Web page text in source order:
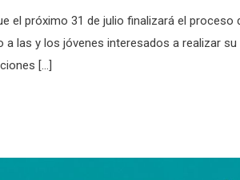
el próximo 31 de julio finalizará el proceso
las y los jóvenes interesados a realizar
[…]